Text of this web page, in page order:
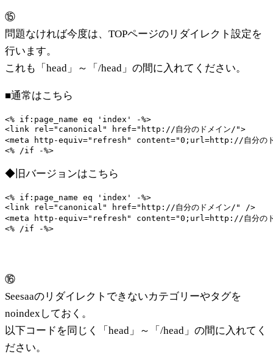
⑮
問題なければ今度は、TOPページのリダイレクト設定を
行います。
これも「head」～「/head」の間に入れてください。
■通常はこちら
<% if:page_name eq 'index' -%>
<link rel="canonical" href="http://自分のドメイン/">
<meta http-equiv="refresh" content="0;url=http://自分のド
<% /if -%>
◆旧バージョンはこちら
<% if:page_name eq 'index' -%>
<link rel="canonical" href="http://自分のドメイン/" />
<meta http-equiv="refresh" content="0;url=http://自分の
<% /if -%>
⑯
Seesaaのリダイレクトできないカテゴリーやタグを
noindexしておく。
以下コードを同じく「head」～「/head」の間に入れてく
ださい。